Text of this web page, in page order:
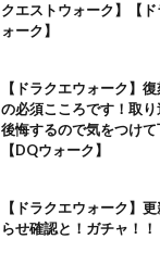
クエストウォーク】【
ォーク】
【ドラクエウォーク】
の必須こころです！取り
後悔するので気をつけて
【DQウォーク】
【ドラクエウォーク】
らせ確認と！ガチャ！！